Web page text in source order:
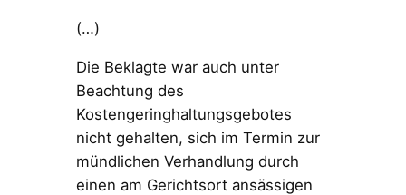
(…)
Die Beklagte war auch unter
Beachtung des
Kostengeringhaltungsgebotes
nicht gehalten, sich im Termin zur
mündlichen Verhandlung durch
einen am Gerichtsort ansässigen